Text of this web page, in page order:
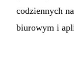
codziennych
biurowym i